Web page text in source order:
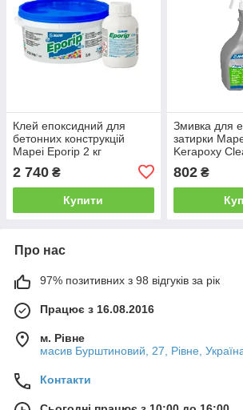
Клей епоксидний для
бетонних конструкцій
Mapei Eporip 2 кг
2 740 ₴
Купити
Змивка для
затирки
Kerapoxy
802₴
Про нас
97% позитивних з 98 відгуків за рік
Працює з 16.08.2016
м. Рівне
масив Бурштиновий, 27, Рівне,
Контакти